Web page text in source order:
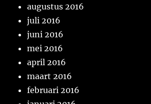
augustus 2016
juli 2016
juni 2016
mei 2016
april 2016
maart 2016
februari 2016